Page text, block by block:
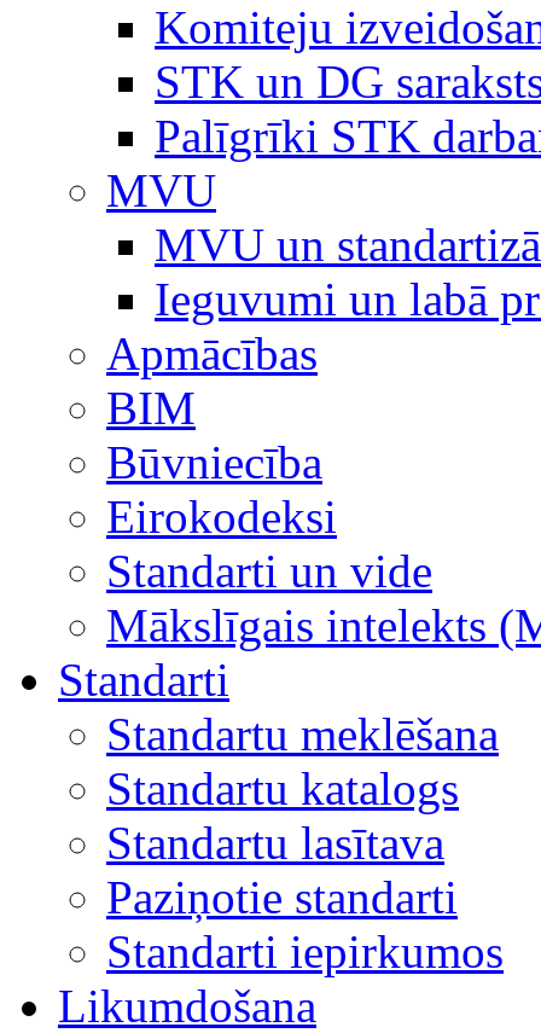
Komiteju
STK un DG
Palīgrīki STK
MVU
MVU un
Ieguvumi un labā
Apmācības
BIM
Būvniecība
Eirokodeksi
Standarti un vide
Mākslīgais intelekts
Standarti
Standartu meklēšana
Standartu katalogs
Standartu lasītava
Paziņotie standarti
Standarti iepirkumos
Likumdošana